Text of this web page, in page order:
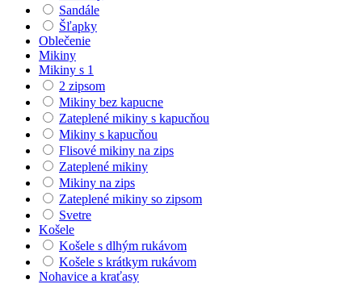
Sandále
Šľapky
Oblečenie
Mikiny
Mikiny s 1
2 zipsom
Mikiny bez kapucne
Zateplené mikiny s kapucňou
Mikiny s kapucňou
Flisové mikiny na zips
Zateplené mikiny
Mikiny na zips
Zateplené mikiny so zipsom
Svetre
Košele
Košele s dlhým rukávom
Košele s krátkym rukávom
Nohavice a kraťasy